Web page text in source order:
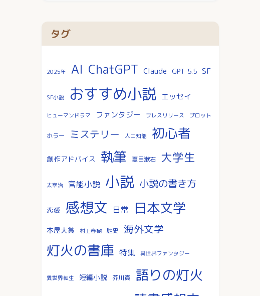
タグ
2025年 AI ChatGPT Claude GPT-5.5 SF
SF小説 おすすめ小説 エッセイ
ヒューマンドラマ ファンタジー プレスリリース プロット
ホラー ミステリー 人工知能 初心者
創作アドバイス 執筆 夏目漱石 大学生
太宰治 官能小説 小説 小説の書き方
恋愛 感想文 日常 日本文学
本屋大賞 村上春樹 歴史 海外文学
灯火の書庫 特集 異世界ファンタジー
異世界転生 短編小説 芥川賞 語りの灯火